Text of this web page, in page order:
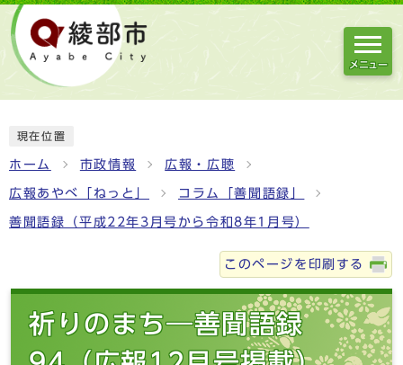
メニュー
現在位置
ホーム 市政情報 広報・広聴
広報あやべ「ねっと」 コラム「善聞語録」
善聞語録（平成22年3月号から令和8年1月号）
このページを印刷する
祈りのまち―善聞語録